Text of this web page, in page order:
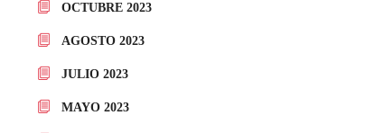
OCTUBRE 2023
AGOSTO 2023
JULIO 2023
MAYO 2023